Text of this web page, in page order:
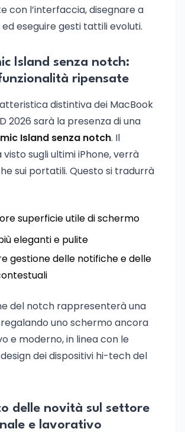
con l’interfaccia, disegnare a
eseguire gesti tattili evoluti.
Island senza notch:
ripensate
distintiva dei MacBook
2026 sarà la presenza di una
Island senza notch. Il
sugli ultimi iPhone, verrà
sui portatili. Questo si tradurrà
superficie utile di schermo
eleganti e pulite
gestione delle notifiche e delle
del notch rappresenterà una
uno schermo ancora
e moderno, in linea con le
dei dispositivi hi-tech del
delle novità sul settore
e lavorativo